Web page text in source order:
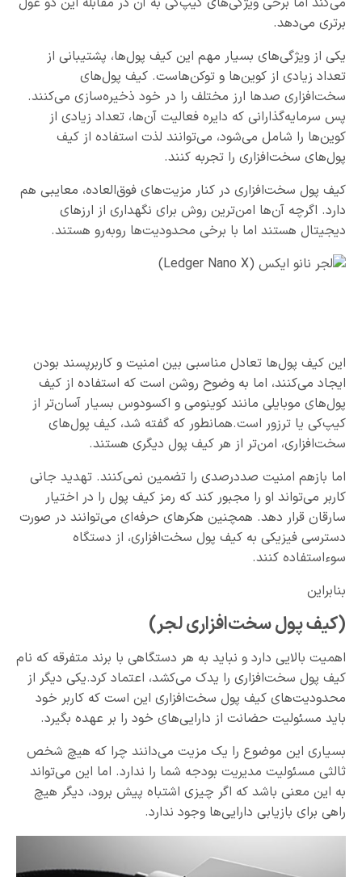
برتری می‌دهد.
یکی از ویژگی‌های بسیار مهم این کیف پول‌ها، پشتیبانی از
تعداد زیادی از کوین‌ها و توکن‌هاست. کیف پول‌های
سخت‌افزاری صدها ارز مختلف را در خود ذخیره‌سازی می‌کنند.
پس سرمایه‌گذارانی که دایره فعالیت آن‌ها، تعداد زیادی از
کوین‌ها را شامل می‌شود، می‌توانند لذت استفاده از کیف
پول‌های سخت‌افزاری را تجربه کنند.
کیف پول سخت‌افزاری در کنار مزیت‌های فوق‌العاده، معایبی هم
دارد. اگرچه آن‌ها امن‌ترین روش برای نگهداری از ارزهای
دیجیتال هستند اما با برخی محدودیت‌ها روبه‌رو هستند.
این کیف پول‌ها تعادل مناسبی بین امنیت و کاربرپسند بودن
ایجاد می‌کنند، اما به وضوح روشن است که استفاده از کیف
پول‌های موبایلی مانند کوینومی و اکسودوس بسیار آسان‌تر از
کیپ‌کی یا ترزور است.همانطور که گفته شد، کیف پول‌های
سخت‌افزاری، امن‌تر از هر کیف پول دیگری هستند.
اما بازهم امنیت صددرصدی را تضمین نمی‌کنند. تهدید جانی
کاربر می‌تواند او را مجبور کند که رمز کیف پول را در اختیار
سارقان قرار دهد. همچنین هکرهای حرفه‌ای می‌توانند در صورت
دسترسی فیزیکی به کیف پول سخت‌افزاری، از دستگاه
سوءاستفاده کنند.
بنابراین
(کیف پول سخت‌افزاری لجر)
اهمیت بالایی دارد و نباید به هر دستگاهی با برند متفرقه که نام
کیف پول سخت‌افزاری را یدک می‌کشد، اعتماد کرد.یکی دیگر از
محدودیت‌‌های کیف پول سخت‌افزاری این است که کاربر خود
باید مسئولیت حضانت از دارایی‌های خود را بر عهده بگیرد.
بسیاری این موضوع را یک مزیت می‌دانند چرا که هیچ شخص
ثالثی مسئولیت مدیریت بودجه شما را ندارد. اما این می‌تواند
به این معنی باشد که اگر چیزی اشتباه پیش برود، دیگر هیچ
راهی برای بازیابی دارایی‌ها وجود ندارد.